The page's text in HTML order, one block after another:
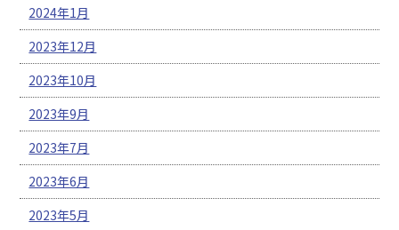
2024年1月
2023年12月
2023年10月
2023年9月
2023年7月
2023年6月
2023年5月